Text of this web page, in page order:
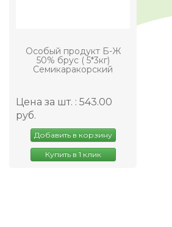
Особый продукт Б-Ж
50% брус ( 5*3кг)
Семикаракорский
Цена за шт. : 543.00
руб.
Добавить в корзину
Купить в 1 клик